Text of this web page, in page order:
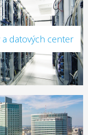
datových center